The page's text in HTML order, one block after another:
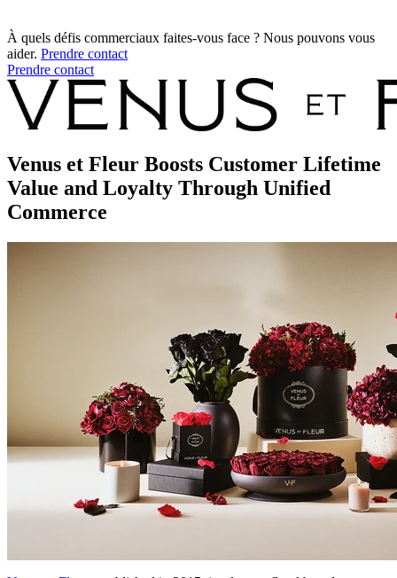
À quels défis commerciaux faites-vous face ? Nous pouvons vous
aider. Prendre contact
Prendre contact
Venus et Fleur Boosts Customer Lifetime
Value and Loyalty Through Unified
Commerce